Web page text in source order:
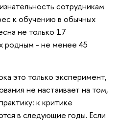
сотрудникам
к обучению в обычных
не только 17
родным - не менее 45
это только эксперимент,
не настаивает на том,
к критике
в следующие годы. Если